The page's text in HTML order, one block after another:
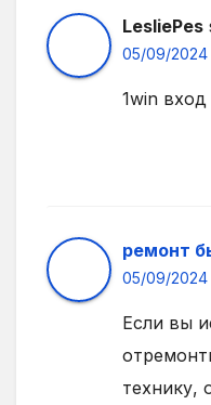
LesliePes
05/09/2024
1win вход
ремонт
05/09/2024
Если вы
технику,